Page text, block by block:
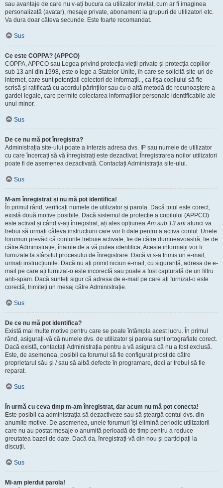
sau avantaje de care nu v-ați bucura ca utilizator invitat, cum ar fi imaginea
personalizată (avatar), mesaje private, abonament la grupuri de utilizatori etc.
Va dura doar câteva secunde. Este foarte recomandat.
Sus
Ce este COPPA? (APPCO)
COPPA, APPCO sau Legea privind protecția vieții private și protecția copiilor
sub 13 ani din 1998, este o lege a Statelor Unite, în care se solicită site-uri de
internet, care sunt potențiali colectori de informații. , ca fișa copilului să fie
scrisă și ratificată cu acordul părinților sau cu o altă metodă de recunoaștere a
gardei legale, care permite colectarea informațiilor personale identificabile ale
unui minor.
Sus
De ce nu mă pot înregistra?
Administrația site-ului poate a interzis adresa dvs. IP sau numele de utilizator
cu care încercați să vă înregistrați este dezactivat. Înregistrarea noilor utilizatori
poate fi de asemenea dezactivată. Contactați Administrația site-ului.
Sus
M-am înregistrat și nu mă pot identifica!
În primul rând, verificați numele de utilizator și parola. Dacă totul este corect,
există două motive posibile. Dacă sistemul de protecție a copilului (APPCO)
este activat și când v-ați înregistrat, ați ales opțiuneaAm sub 13 ani atunci va
trebui să urmați câteva instrucțiuni care vor fi date pentru a activa contul. Unele
forumuri prevăd că conturile trebuie activate, fie de către dumneavoastră, fie de
către Administrație, înainte de a vă putea identifica; Aceste informații vor fi
furnizate la sfârșitul procesului de înregistrare. Dacă vi s-a trimis un e-mail,
urmați instrucțiunile. Dacă nu ați primit niciun e-mail, cu siguranță, adresa de e-
mail pe care ați furnizat-o este incorectă sau poate a fost capturată de un filtru
anti-spam. Dacă sunteți sigur că adresa de e-mail pe care ați furnizat-o este
corectă, trimiteți un mesaj către Administrație.
Sus
De ce nu mă pot identifica?
Există mai multe motive pentru care se poate întâmpla acest lucru. În primul
rând, asigurați-vă că numele dvs. de utilizator și parola sunt ortografiate corect.
Dacă există, contactați Administrația pentru a vă asigura că nu a fost exclusă.
Este, de asemenea, posibil ca forumul să fie configurat prost de către
proprietarul său și / sau să aibă defecte în programare, deci ar trebui să fie
reparat.
Sus
În urmă cu ceva timp m-am înregistrat, dar acum nu mă pot conecta!
Este posibil ca administrația să dezactiveze sau să șteargă contul dvs. din
anumite motive. De asemenea, unele forumuri își elimină periodic utilizatorii
care nu au postat mesaje o anumită perioadă de timp pentru a reduce
greutatea bazei de date. Dacă da, înregistrați-vă din nou și participați la
discuții.
Sus
Mi-am pierdut parola!